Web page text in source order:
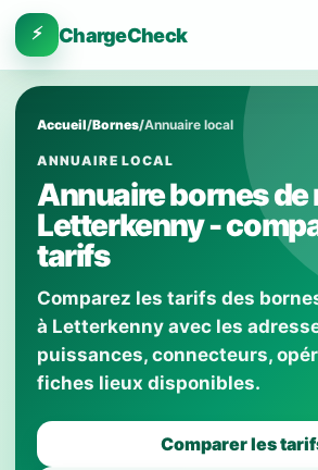
⚡ ChargeCheck
Accueil/Bornes/Annuaire local
ANNUAIRE LOCAL
Annuaire bornes de
Letterkenny -
tarifs
Comparez les tarifs des
à Letterkenny avec les
puissances, connecteurs,
fiches lieux disponibles.
Comparer les